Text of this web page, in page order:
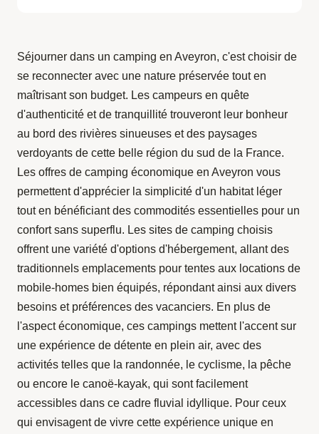
Séjourner dans un camping en Aveyron, c'est choisir de
se reconnecter avec une nature préservée tout en
maîtrisant son budget. Les campeurs en quête
d'authenticité et de tranquillité trouveront leur bonheur
au bord des rivières sinueuses et des paysages
verdoyants de cette belle région du sud de la France.
Les offres de camping économique en Aveyron vous
permettent d'apprécier la simplicité d'un habitat léger
tout en bénéficiant des commodités essentielles pour un
confort sans superflu. Les sites de camping choisis
offrent une variété d'options d'hébergement, allant des
traditionnels emplacements pour tentes aux locations de
mobile-homes bien équipés, répondant ainsi aux divers
besoins et préférences des vacanciers. En plus de
l'aspect économique, ces campings mettent l'accent sur
une expérience de détente en plein air, avec des
activités telles que la randonnée, le cyclisme, la pêche
ou encore le canoë-kayak, qui sont facilement
accessibles dans ce cadre fluvial idyllique. Pour ceux
qui envisagent de vivre cette expérience unique en